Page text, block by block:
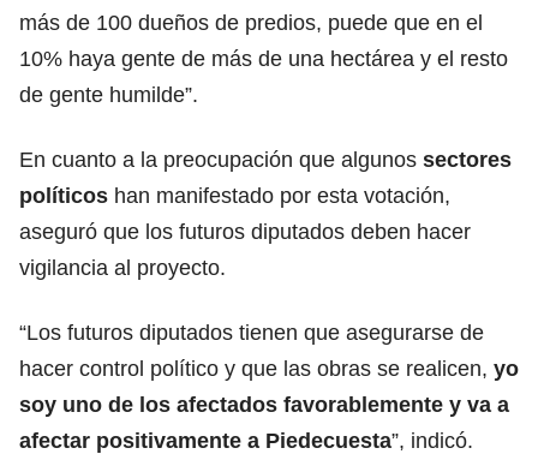
más de 100 dueños de predios, puede que en el
10% haya gente de más de una hectárea y el resto
de gente humilde”.
En cuanto a la preocupación que algunos sectores
políticos han manifestado por esta votación,
aseguró que los futuros diputados deben hacer
vigilancia al proyecto.
“Los futuros diputados tienen que asegurarse de
hacer control político y que las obras se realicen, yo
soy uno de los afectados favorablemente y va a
afectar positivamente a Piedecuesta”, indicó.